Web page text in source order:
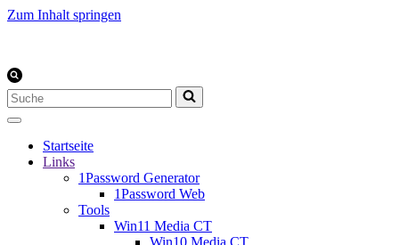
Zum Inhalt springen
Suchen
nach …
Startseite
Links
1Password Generator
1Password Web
Tools
Win11 Media CT
Win10 Media CT